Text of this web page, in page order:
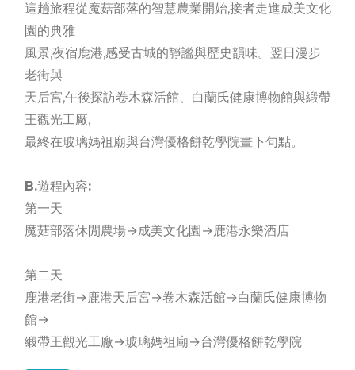
這趟旅程從魔菇部落的智慧農業開始,接者走進成美文化
園的典雅
風景,夜宿鹿港,感受古城的靜謐與歷史韻味。翌日漫步
老街與
天后宮,午後探訪卷木森活館、白蘭氏健康博物館與緞帶
王觀光工廠,
最終在玻璃媽祖廟與台灣優格餅乾學院畫下句點。
B.遊程內容:
第一天
魔菇部落休閒農場→成美文化園→鹿港永樂酒店
第二天
鹿港老街→鹿港天后宮→卷木森活館→白蘭氏健康博物
館→
緞帶王觀光工廠→玻璃媽祖廟→台灣優格餅乾學院